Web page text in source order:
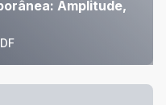
Amplitude,